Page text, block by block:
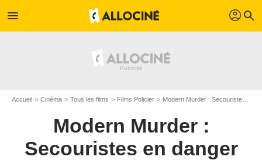
menu profil search
Accueil Cinéma Tous les films Films Policier Modern Murder : Secouristes en danger
Modern Murder :
Secouristes en danger